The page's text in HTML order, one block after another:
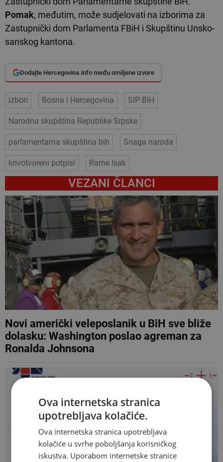
Pomak, međutim, može sudjelovati na izborima za
Zastupnički dom Parlamenta FBiH i Skupštinu Unsko-
sanskog kantona.
Dodajte Hercegovina.info među omiljene izvore
izbori Bosna i Hercegovina SIP BiH
Narodna skupština Republike Srpske
parlamentarna skupština bih Snaga naroda
krivotvoreni potpisi Rame Isak
VEZANI ČLANCI
Novi američki veleposlanik u BiH sve bliže
dolasku: Washington poslao agreman za
Ronalda Johnsona
Ova internetska stranica
upotrebljava kolačiće.
Ova internetska stranica upotrebljava
kolačiće u svrhe poboljšanja korisničkog
iskustva. Uporabom internetske stranice